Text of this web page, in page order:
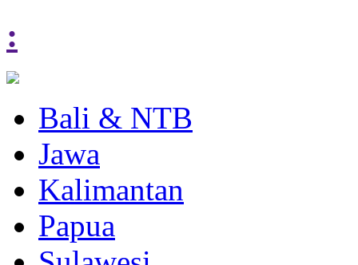
:
Bali & NTB
Jawa
Kalimantan
Papua